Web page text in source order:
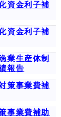
資金利子補
資金利子補
業生産体制
報告
策事業費補
事業費補助